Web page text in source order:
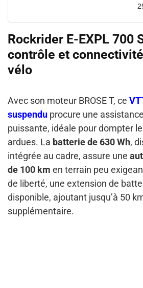
Rockrider E-EXPL 700
contrôle et connectivité
vélo
Avec son moteur BROSE T, ce
suspendu procure une
puissante, idéale pour dompter
ardues. La batterie de 630 Wh,
intégrée au cadre, assure une
de 100 km en terrain peu
de liberté, une extension de
disponible, ajoutant jusqu’à 50
supplémentaire.